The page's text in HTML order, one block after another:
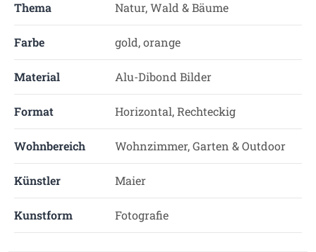
Thema Natur, Wald & Bäume
Farbe gold, orange
Material Alu-Dibond Bilder
Format Horizontal, Rechteckig
Wohnbereich Wohnzimmer, Garten & Outdoor
Künstler Maier
Kunstform Fotografie